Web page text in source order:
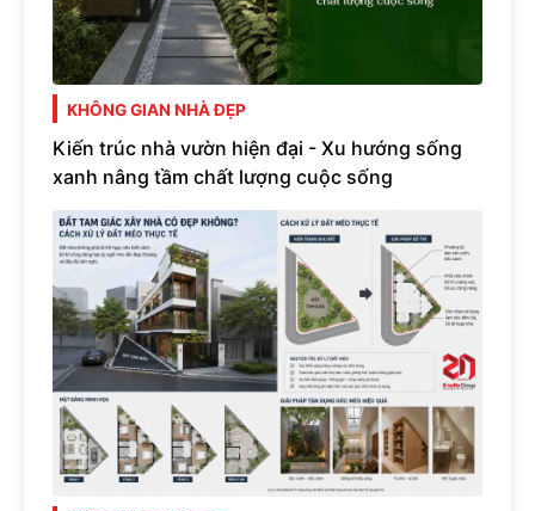
KHÔNG GIAN NHÀ ĐẸP
Kiến trúc nhà vườn hiện đại - Xu hướng sống
xanh nâng tầm chất lượng cuộc sống